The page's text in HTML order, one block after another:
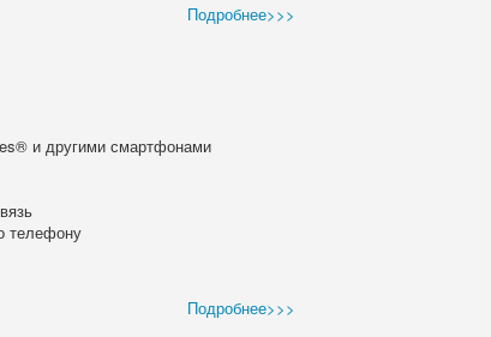
Подробнее>>>
и другими смартфонами
телефону
Подробнее>>>